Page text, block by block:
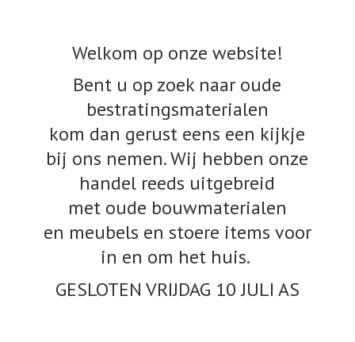
Welkom op onze website!
Bent u op zoek naar oude
bestratingsmaterialen
kom dan gerust eens een kijkje
bij ons nemen. Wij hebben onze
handel reeds uitgebreid
met oude bouwmaterialen
en meubels en stoere items voor
in en om het huis.
GESLOTEN VRIJDAG 10JULI AS